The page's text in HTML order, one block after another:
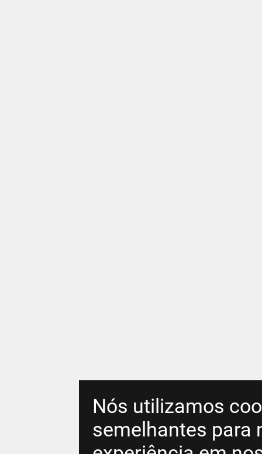
Nós utilizamos
semelhantes para